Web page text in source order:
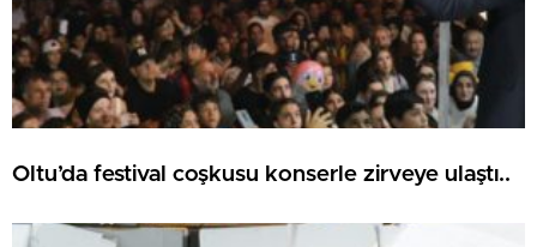
Oltu’da festival coşkusu konserle zirveye ulaştı..